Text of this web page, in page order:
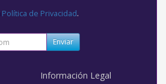
Política de Privacidad.
Enviar
Información Legal